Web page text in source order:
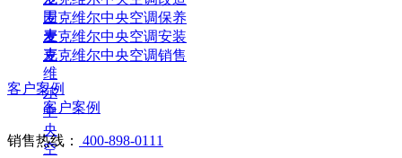
围
麦
克
维
尔
中
央
空
麦克维尔中央空调保养
麦克维尔中央空调安装
麦克维尔中央空调销售
客户案例
客户案例
销售热线： 400-898-0111